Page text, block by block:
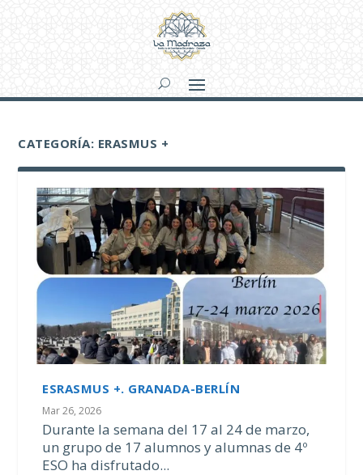
CATEGORÍA: ERASMUS +
ESRASMUS +. GRANADA-BERLÍN
Mar 26, 2026
Durante la semana del 17 al 24 de marzo,
un grupo de 17 alumnos y alumnas de 4º
ESO ha disfrutado...